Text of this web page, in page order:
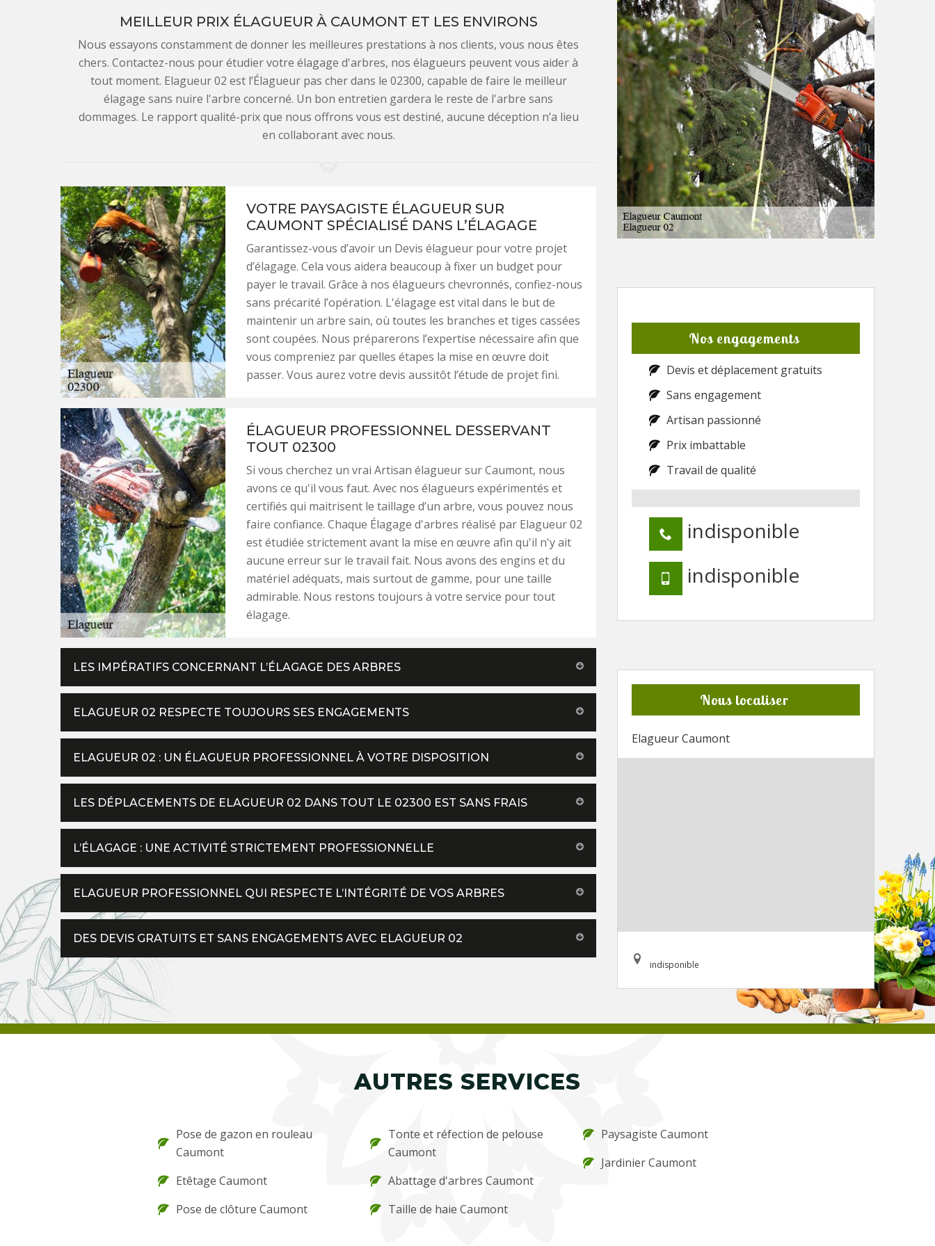
MEILLEUR PRIX ÉLAGUEUR À CAUMONT ET LES ENVIRONS
Nous essayons constamment de donner les meilleures prestations à nos clients, vous nous êtes
chers. Contactez-nous pour étudier votre élagage d'arbres, nos élagueurs peuvent vous aider à
tout moment. Elagueur 02 est l’Élagueur pas cher dans le 02300, capable de faire le meilleur
élagage sans nuire l'arbre concerné. Un bon entretien gardera le reste de l'arbre sans
dommages. Le rapport qualité-prix que nous offrons vous est destiné, aucune déception n’a lieu
en collaborant avec nous.
VOTRE PAYSAGISTE ÉLAGUEUR SUR
CAUMONT SPÉCIALISÉ DANS L’ÉLAGAGE
Garantissez-vous d’avoir un Devis élagueur pour votre projet
d’élagage. Cela vous aidera beaucoup à fixer un budget pour
payer le travail. Grâce à nos élagueurs chevronnés, confiez-nous
sans précarité l’opération. L'élagage est vital dans le but de
maintenir un arbre sain, où toutes les branches et tiges cassées
sont coupées. Nous préparerons l’expertise nécessaire afin que
vous compreniez par quelles étapes la mise en œuvre doit
passer. Vous aurez votre devis aussitôt l’étude de projet fini.
ÉLAGUEUR PROFESSIONNEL DESSERVANT
TOUT 02300
Si vous cherchez un vrai Artisan élagueur sur Caumont, nous
avons ce qu'il vous faut. Avec nos élagueurs expérimentés et
certifiés qui maitrisent le taillage d’un arbre, vous pouvez nous
faire confiance. Chaque Élagage d'arbres réalisé par Elagueur 02
est étudiée strictement avant la mise en œuvre afin qu'il n'y ait
aucune erreur sur le travail fait. Nous avons des engins et du
matériel adéquats, mais surtout de gamme, pour une taille
admirable. Nous restons toujours à votre service pour tout
élagage.
LES IMPÉRATIFS CONCERNANT L’ÉLAGAGE DES ARBRES
ELAGUEUR 02 RESPECTE TOUJOURS SES ENGAGEMENTS
ELAGUEUR 02 : UN ÉLAGUEUR PROFESSIONNEL À VOTRE DISPOSITION
LES DÉPLACEMENTS DE ELAGUEUR 02 DANS TOUT LE 02300 EST SANS FRAIS
L’ÉLAGAGE : UNE ACTIVITÉ STRICTEMENT PROFESSIONNELLE
ELAGUEUR PROFESSIONNEL QUI RESPECTE L’INTÉGRITÉ DE VOS ARBRES
DES DEVIS GRATUITS ET SANS ENGAGEMENTS AVEC ELAGUEUR 02
Nos engagements
Devis et déplacement gratuits
Sans engagement
Artisan passionné
Prix imbattable
Travail de qualité
indisponible
indisponible
Nous localiser
Elagueur Caumont
indisponible
AUTRES SERVICES
Pose de gazon en rouleau
Caumont
Etêtage Caumont
Pose de clôture Caumont
Tonte et réfection de pelouse
Caumont
Abattage d'arbres Caumont
Taille de haie Caumont
Paysagiste Caumont
Jardinier Caumont